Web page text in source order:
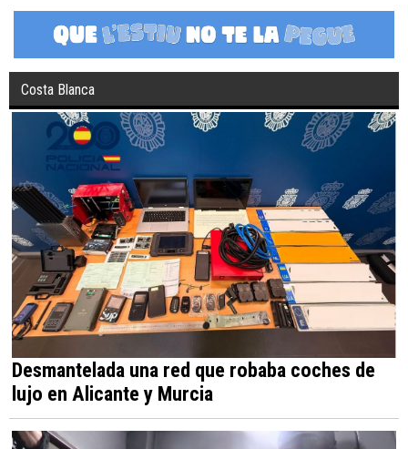
Costa Blanca
Desmantelada una red que robaba coches de
lujo en Alicante y Murcia